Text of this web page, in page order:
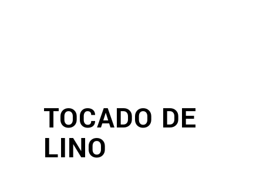
TOCADO DE
LINO